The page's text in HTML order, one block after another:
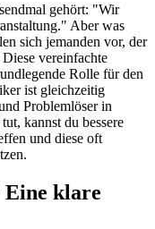
gehört: "Wir
Aber was
sich jemanden vor, der
vereinfachte
Rolle für den
ist gleichzeitig
Problemlöser in
kannst du bessere
und diese oft
Eine klare